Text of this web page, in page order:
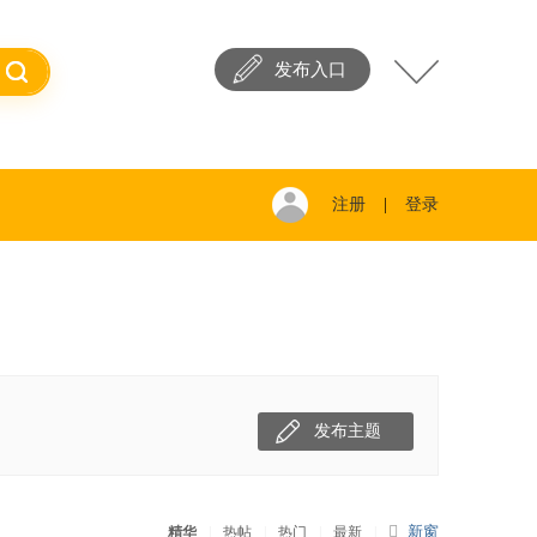
发布入口
注册 登录
发布主题
新窗
最新
热门
热帖
精华